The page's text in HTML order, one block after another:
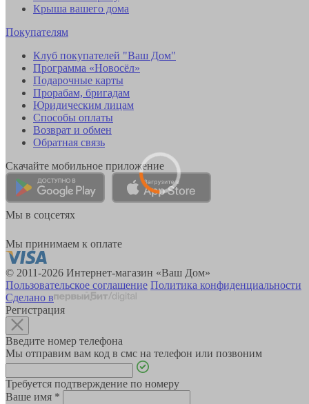
Крыша вашего дома
Покупателям
Клуб покупателей "Ваш Дом"
Программа «Новосёл»
Подарочные карты
Прорабам, бригадам
Юридическим лицам
Способы оплаты
Возврат и обмен
Обратная связь
Скачайте мобильное приложение
Мы в соцсетях
Мы принимаем к оплате
© 2011-2026 Интернет-магазин «Ваш Дом»
Пользовательское соглашение Политика конфиденциальности
Сделано в
Регистрация
Введите номер телефона
Мы отправим вам код в смс на телефон или позвоним
Требуется подтверждение по номеру
Ваше имя *